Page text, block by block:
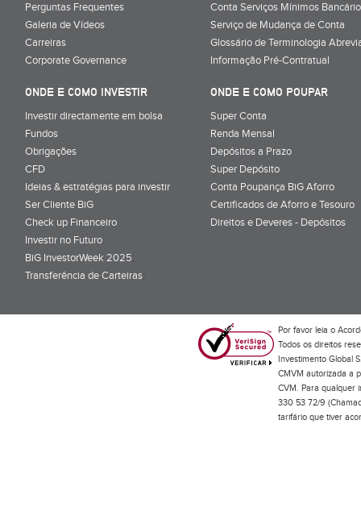
Perguntas Frequentes
Galeria de Vídeos
Carreiras
Corporate Governance
Conta Serviços Mínimos
Serviço de Mudança de Conta
Glossário de Terminologia
Informação Pré-Contratual
ONDE E COMO INVESTIR
Investir directamente em bolsa
Fundos
Obrigações
CFD
Ideias & estratégias para investir
Ser Cliente BiG
Check up Financeiro
Investir no Futuro
BiG InvestorWeek 2025;
Transferência de Carteiras;
ONDE E COMO POUPAR
Super Conta
Renda Mensal
Depósitos a Prazo
Super Depósito
Conta Poupança BiG Aforro
Certificados de Aforro e Tesouro
Direitos e Deveres - Depósitos
Por favor leia o
Todos os direitos
Investimento Global
CMVM autorizada a
CVM. Para qualquer
330 53 72/9
tarifário que tiver